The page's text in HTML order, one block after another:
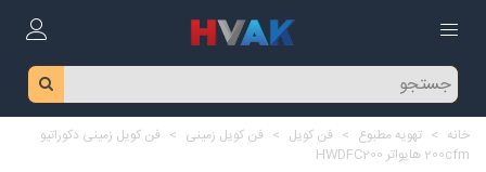
خانه > تهویه مطبوع > فن کویل > فن کویل زمینی > فن کویل زمینی دکوراتیو
200cfm هایواتر HWDFC200